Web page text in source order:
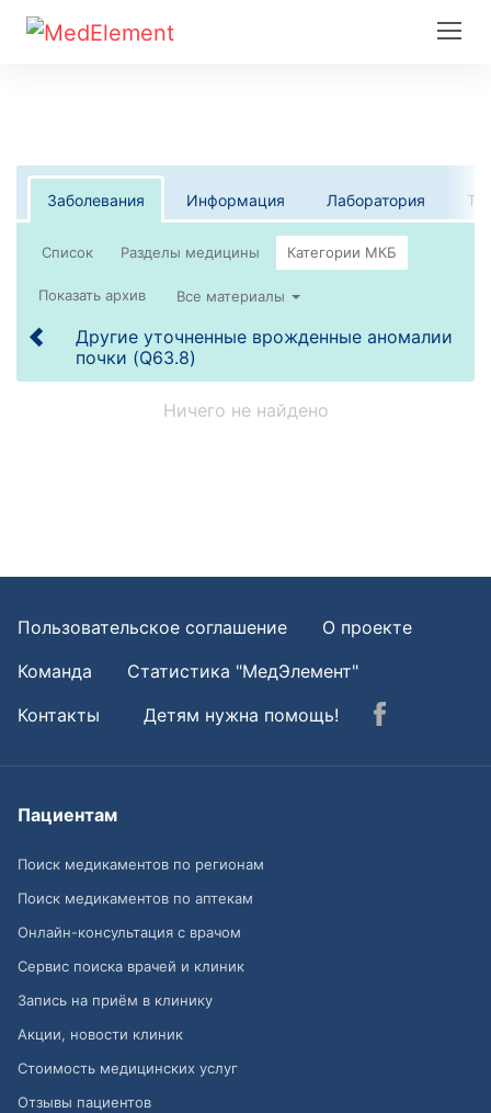
Заболевания Информация Лаборатория
Список
Все материалы
Другие уточненные врожденные аномалии
почки (Q63.8)
Ничего не найдено
Пользовательское соглашение
О проекте
Команда
Статистика "МедЭлемент"
Контакты
Детям нужна помощь!
Пациентам
Поиск медикаментов по регионам
Поиск медикаментов по аптекам
Онлайн-консультация с врачом
Сервис поиска врачей и клиник
Запись на приём в клинику
Акции, новости клиник
Стоимость медицинских услуг
Отзывы пациентов